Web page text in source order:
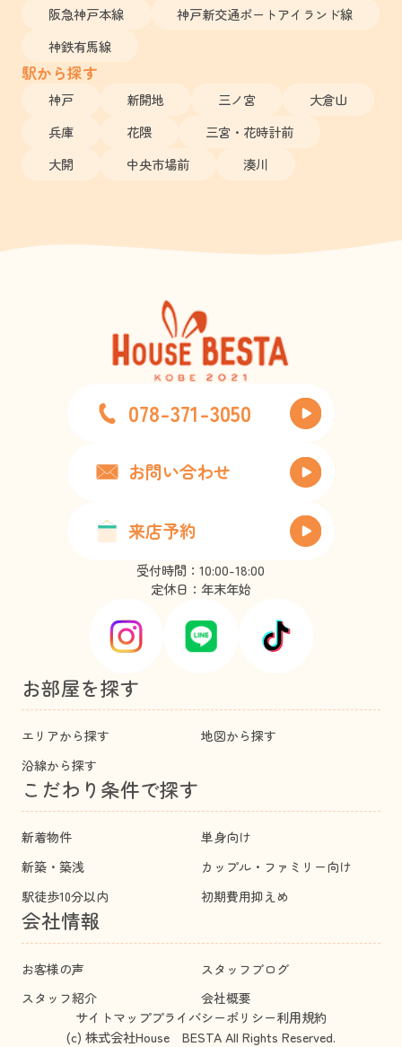
阪急神戸本線
神戸新交通ポートアイランド線
神鉄有馬線
駅から探す
神戸 新開地 三ノ宮
大倉山
兵庫
花隈
三宮・花時計前
大開
中央市場前 湊川
078-371-3050
お問い合わせ
来店予約
受付時間：10:00-18:00
定休日：年末年始
お部屋を探す
エリアから探す
地図から探す
沿線から探す
こだわり条件で探す
新着物件
単身向け
新築・築浅
カップル・ファミリー向け
駅徒歩10分以内
初期費用抑えめ
会社情報
お客様の声
スタッフブログ
スタッフ紹介
会社概要
サイトマッププライバシーポリシー利用規約
(c) 株式会社House BESTA All Rights Reserved.